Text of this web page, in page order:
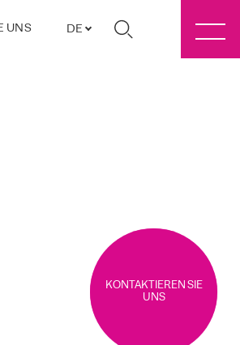
UNS DE
KONTAKTIEREN SIE
UNS